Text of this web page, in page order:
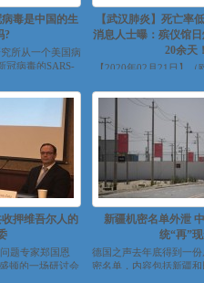
毒是中国的生
?
所从一个美国病
冠病毒的SARS-
【武汉肺炎】死亡率
消息人士曝：殡仪馆
20余天！
【2020年02月21日】（
情不断做“好消息不
押维吾尔人的
题专家郑国恩
顿的一场研讨会
新疆机密名单外泄
统“再”
德国之声去年底得到一
密名单，内容包括新疆